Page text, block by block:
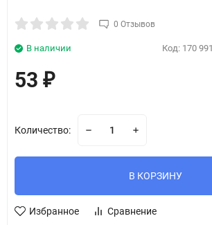
0 Отзывов
Код: 170
В наличии
53 ₽
Количество:
В КОРЗИНУ
Избранное Сравнение